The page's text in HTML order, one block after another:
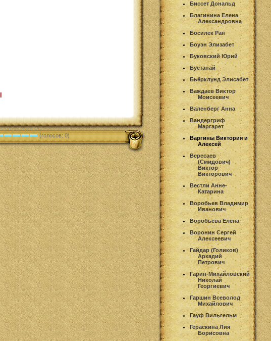
(голосов: 0)
Биссет Дональд
Благинина Елена
Александровна
Босилек Ран
Боуэн Элизабет
Буковский Юрий
Бустанай
Бьёрклунд Элисабет
Важдаев Виктор
Моисеевич
Валенберг Анна
Вандергриф
Маргарет
Варгины Виктория и
Алексей
Вересаев
(Смидович)
Виктор
Викторович
Вестли Анне-
Катарина
Воробьев Владимир
Иванович
Воробьева Елена
Воронин Сергей
Алексеевич
Гайдар (Голиков)
Аркадий
Петрович
Гарин-Михайловский
Николай
Георгиевич
Гаршин Всеволод
Михайлович
Гауф Вильгельм
Гераскина Лия
Борисовна